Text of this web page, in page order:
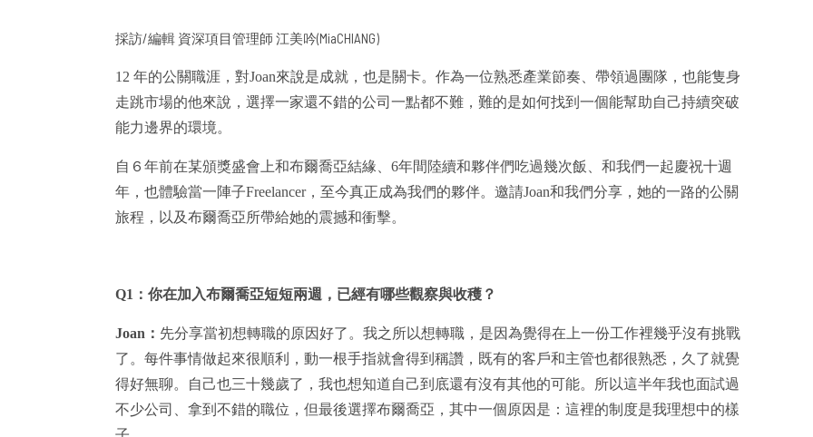
採訪/編輯 資深項目管理師 江美吟(MiaCHIANG)
12 年的公關職涯，對Joan來說是成就，也是關卡。作為一位熟悉產業節奏、帶領過團隊，也能隻身
走跳市場的他來說，選擇一家還不錯的公司一點都不難，難的是如何找到一個能幫助自己持續突破
能力邊界的環境。
自６年前在某頒獎盛會上和布爾喬亞結緣、6年間陸續和夥伴們吃過幾次飯、和我們一起慶祝十週
年，也體驗當一陣子Freelancer，至今真正成為我們的夥伴。邀請Joan和我們分享，她的一路的公關
旅程，以及布爾喬亞所帶給她的震撼和衝擊。
Q1 ：你在加入布爾喬亞短短兩週，已經有哪些觀察與收穫？
Joan ： 先分享當初想轉職的原因好了。我之所以想轉職，是因為覺得在上一份工作裡幾乎沒有挑戰
了。每件事情做起來很順利，動一根手指就會得到稱讚，既有的客戶和主管也都很熟悉，久了就覺
得好無聊。自己也三十幾歲了，我也想知道自己到底還有沒有其他的可能。所以這半年我也面試過
不少公司、拿到不錯的職位，但最後選擇布爾喬亞，其中一個原因是：這裡的制度是我理想中的樣